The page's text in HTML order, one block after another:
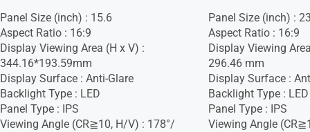
Panel Size (inch) : 15.6
Aspect Ratio : 16:9
Display Viewing Area (H x V) :
344.16*193.59mm
Display Surface : Anti-Glare
Backlight Type : LED
Panel Type : IPS
Viewing Angle (CR≧10, H/V) : 178°/
Panel Size (inch) :
Aspect Ratio : 16:9
Display Viewing
296.46 mm
Display Surface :
Backlight Type : LED
Panel Type : IPS
Viewing Angle